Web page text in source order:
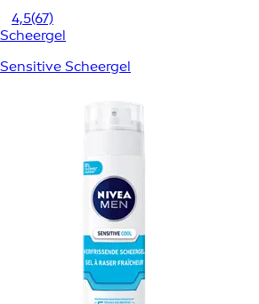
4,5(67)
Scheergel
Sensitive Scheergel